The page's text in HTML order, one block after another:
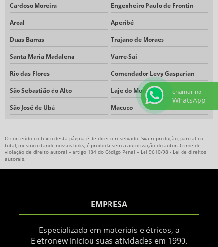
Cardoso Moreira Engenheiro Paulo de Frontin
Areal Aperibé
Duas Barras Trajano de Moraes
Santa Maria Madalena Varre-Sai
Rio das Flores Comendador Levy Gasparian
São Sebastião do Alto Laje do Muriaé
São José de Ubá Macuco
O conteúdo do texto desta página é de direito reservado. Sua reprodução, parcial ou
total, mesmo citando nossos links, é proibida sem a autorização do autor. Crime de
violação de direito autoral – artigo 184 do Código Penal – Lei 9610/98 - Lei de direitos
autorais.
EMPRESA
Especializada em materiais elétricos, a
Eletronew iniciou suas atividades em 1990.
chamar no
WhatsApp